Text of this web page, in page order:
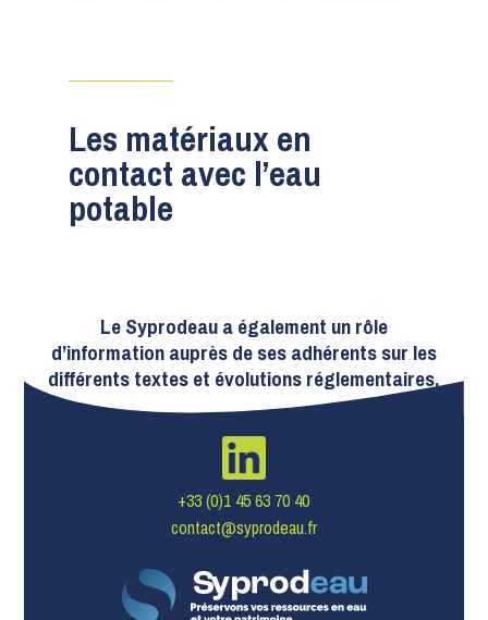
Les matériaux en
contact avec l’eau
potable
Le Syprodeau a également un rôle
d’information auprès de ses adhérents sur les
différents textes et évolutions réglementaires.
+33 (0)1 45 63 70 40
contact@syprodeau.fr